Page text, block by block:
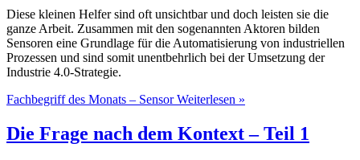
Diese kleinen Helfer sind oft unsichtbar und doch leisten sie die
ganze Arbeit. Zusammen mit den sogenannten Aktoren bilden
Sensoren eine Grundlage für die Automatisierung von industriellen
Prozessen und sind somit unentbehrlich bei der Umsetzung der
Industrie 4.0-Strategie.
Fachbegriff des Monats – SensorWeiterlesen »
Die Frage nach dem Kontext – Teil 1